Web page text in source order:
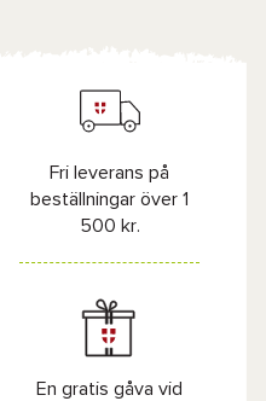
Fri leverans på
beställningar över 1
500 kr.
En gratis gåva vid